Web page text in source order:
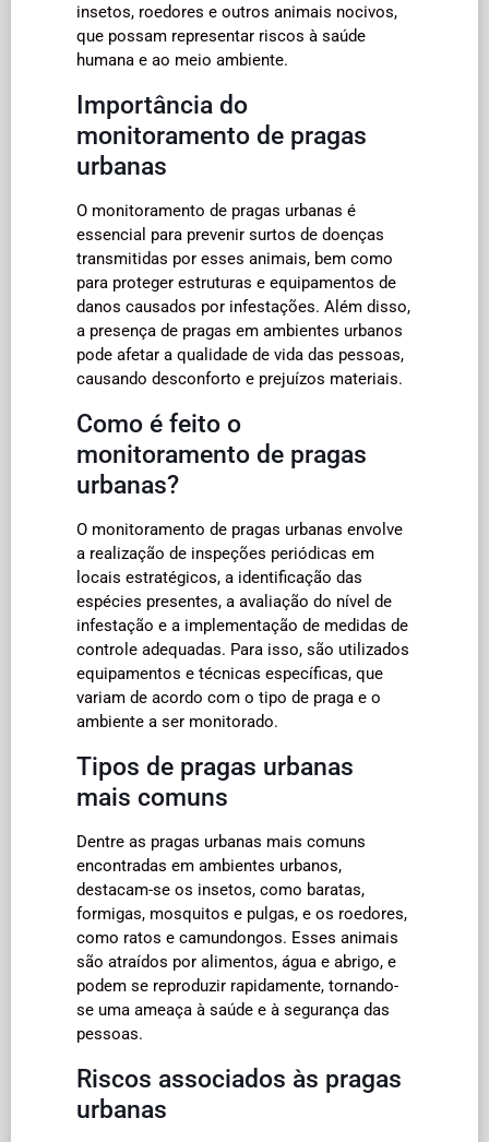
insetos, roedores e outros animais nocivos,
que possam representar riscos à saúde
humana e ao meio ambiente.
Importância do
monitoramento de pragas
urbanas
O monitoramento de pragas urbanas é
essencial para prevenir surtos de doenças
transmitidas por esses animais, bem como
para proteger estruturas e equipamentos de
danos causados por infestações. Além disso,
a presença de pragas em ambientes urbanos
pode afetar a qualidade de vida das pessoas,
causando desconforto e prejuízos materiais.
Como é feito o
monitoramento de pragas
urbanas?
O monitoramento de pragas urbanas envolve
a realização de inspeções periódicas em
locais estratégicos, a identificação das
espécies presentes, a avaliação do nível de
infestação e a implementação de medidas de
controle adequadas. Para isso, são utilizados
equipamentos e técnicas específicas, que
variam de acordo com o tipo de praga e o
ambiente a ser monitorado.
Tipos de pragas urbanas
mais comuns
Dentre as pragas urbanas mais comuns
encontradas em ambientes urbanos,
destacam-se os insetos, como baratas,
formigas, mosquitos e pulgas, e os roedores,
como ratos e camundongos. Esses animais
são atraídos por alimentos, água e abrigo, e
podem se reproduzir rapidamente, tornando-
se uma ameaça à saúde e à segurança das
pessoas.
Riscos associados às pragas
urbanas